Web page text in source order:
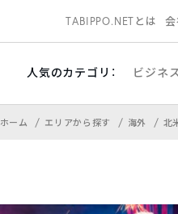
TABIPPO.NETとは 会
人気のカテゴリ： ビジネ
ホーム エリアから探す 海外 北